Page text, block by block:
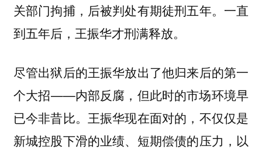
关部门拘捕，后被判处有期徒刑五年。一直
到五年后，王振华才刑满释放。
尽管出狱后的王振华放出了他归来后的第一
个大招——内部反腐，但此时的市场环境早
已今非昔比。王振华现在面对的，不仅仅是
新城控股下滑的业绩、短期偿债的压力，以